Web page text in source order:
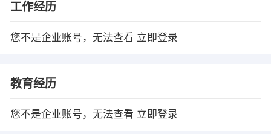
工作经历
您不是企业账号，无法查看 立即登录
教育经历
您不是企业账号，无法查看 立即登录